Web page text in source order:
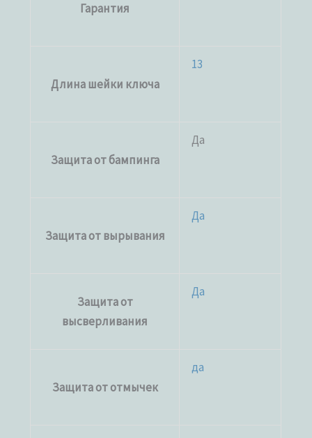
Гарантия
Длина шейки ключа
13
Защита от бампинга
Да
Защита от вырывания
Да
Защита от
высверливания
Да
Защита от отмычек
да